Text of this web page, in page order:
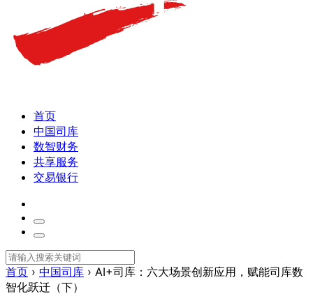
首页
中国司库
数智财务
共享服务
交易银行
首页 › 中国司库 › AI+司库：六大场景创新应用，赋能司库数
智化跃迁（下）